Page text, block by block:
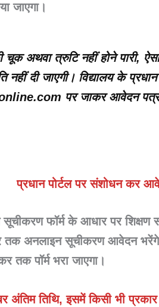
जाएगा।
अथवा त्रुटि नहीं होने पारी, ऐसा
नहीं दी जाएगी। विद्यालय के
पर जाकर आवेदन पत्र
प्रधान पोर्टल पर संशोधन कर
सूचीकरण फॉर्म के आधार पर शिक्षण
तक अनलाइन सूचीकरण आवेदन
तक पॉर्म भरा जाएगा।
अंतिम तिथि, इसमें किसी भी